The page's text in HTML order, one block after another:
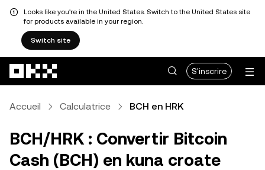
Looks like you're in the United States. Switch to the United States site
for products available in your region.
Switch site
S'inscrire
Accueil Calculatrice BCH en HRK
BCH/HRK : Convertir Bitcoin
Cash (BCH) en kuna croate